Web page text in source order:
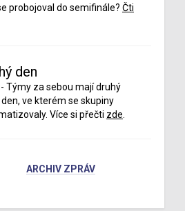
probojoval do semifinále? Čti
den
- Týmy za sebou mají druhý
den, ve kterém se skupiny
Více si přečti zde
ARCHIV ZPRÁV